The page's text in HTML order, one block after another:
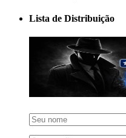
Lista de Distribuição